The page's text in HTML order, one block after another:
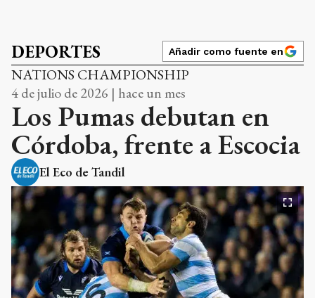
DEPORTES Añadir como fuente en
NATIONS CHAMPIONSHIP
4 de julio de 2026 | hace un mes
Los Pumas debutan en
Córdoba, frente a Escocia
El Eco de Tandil